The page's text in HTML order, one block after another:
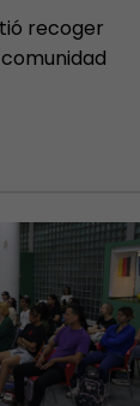
recoger